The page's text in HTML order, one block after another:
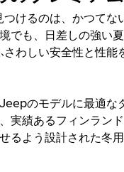
けるのは、かつてな
でも、日差しの強い
わしい安全性と性能
のモデルに最適な
実績あるフィンラン
るよう設計された冬